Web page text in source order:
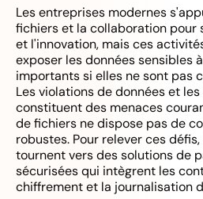
Les entreprises modernes
fichiers et la collaboration
et l'innovation, mais ces
exposer les données sensibles
importants si elles ne sont pas
Les violations de données et
constituent des menaces
de fichiers ne dispose pas de
robustes. Pour relever ces
tournent vers des solutions de
sécurisées qui intègrent les
chiffrement et la journalisation